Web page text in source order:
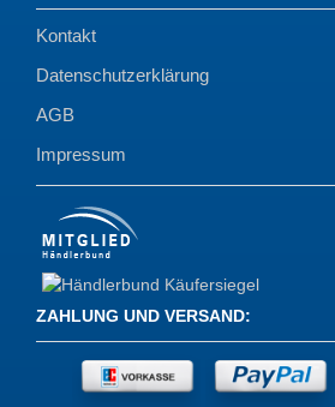
Kontakt
Datenschutzerklärung
AGB
Impressum
ZAHLUNG UND VERSAND: